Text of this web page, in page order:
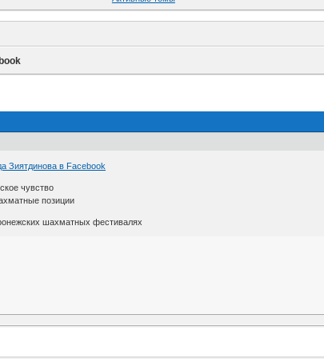
Зиятдинова в Facebook
чувство
позиции
шахматных фестивалях